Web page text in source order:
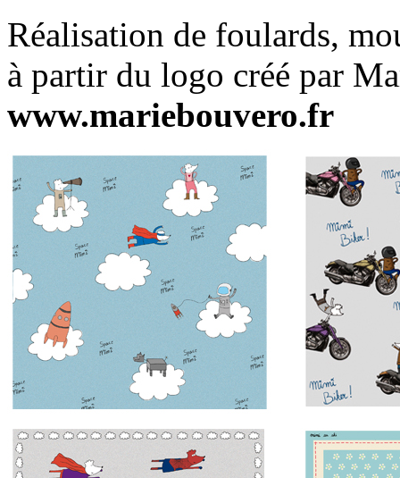
Réalisation de foulards,
à partir du logo créé par
www.mariebouvero.fr